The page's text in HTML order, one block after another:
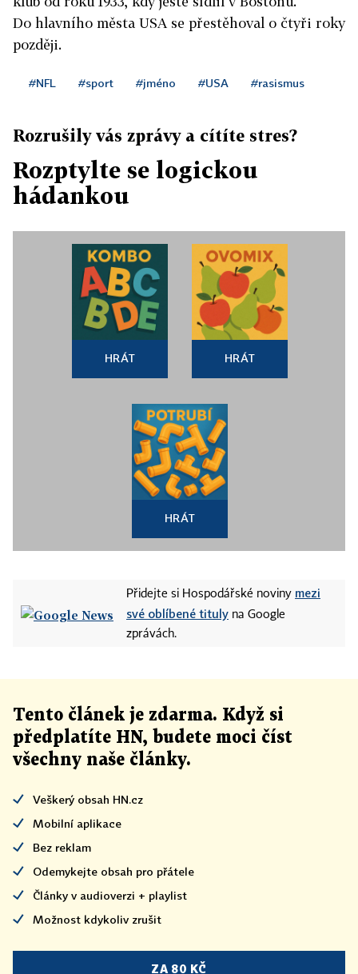
Do hlavního města USA se přestěhoval o čtyři roky
později.
#NFL #sport #jméno #USA #rasismus
Rozrušily vás zprávy a cítíte stres?
Rozptylte se logickou
hádankou
HRÁT HRÁT
HRÁT
Přidejte si Hospodářské noviny mezi
své oblíbené tituly na Google
zprávách.
Tento článek je zdarma. Když si
předplatíte HN, budete moci číst
všechny naše články.
Veškerý obsah HN.cz
Mobilní aplikace
Bez reklam
Odemykejte obsah pro přátele
Články v audioverzi + playlist
Možnost kdykoliv zrušit
ZA 80 KČ